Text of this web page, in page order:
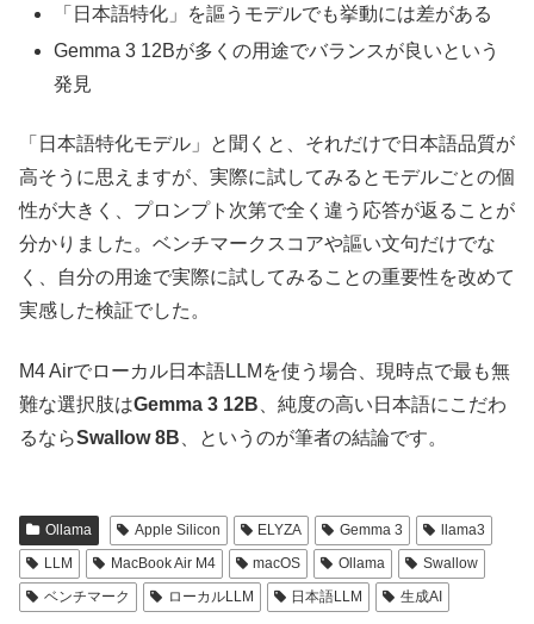
「日本語特化」を謳うモデルでも挙動には差がある
Gemma 3 12Bが多くの用途でバランスが良いという
発見
「日本語特化モデル」と聞くと、それだけで日本語品質が
高そうに思えますが、実際に試してみるとモデルごとの個
性が大きく、プロンプト次第で全く違う応答が返ることが
分かりました。ベンチマークスコアや謳い文句だけでな
く、自分の用途で実際に試してみることの重要性を改めて
実感した検証でした。
M4 Airでローカル日本語LLMを使う場合、現時点で最も無
難な選択肢はGemma 3 12B 、純度の高い日本語にこだわ
るならSwallow 8B 、というのが筆者の結論です。
Ollama Apple Silicon ELYZA Gemma 3
llama3
LLM
MacBook Air M4 macOS Ollama
Swallow
ベンチマーク
ローカルLLM 日本語LLM 生成AI